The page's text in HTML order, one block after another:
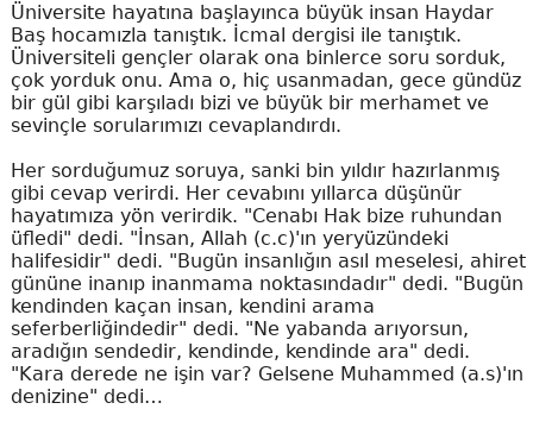
Üniversite hayatına başlayınca büyük insan Haydar
Baş hocamızla tanıştık. İcmal dergisi ile tanıştık.
Üniversiteli gençler olarak ona binlerce soru sorduk,
çok yorduk onu. Ama o, hiç usanmadan, gece gündüz
bir gül gibi karşıladı bizi ve büyük bir merhamet ve
sevinçle sorularımızı cevaplandırdı.
Her sorduğumuz soruya, sanki bin yıldır hazırlanmış
gibi cevap verirdi. Her cevabını yıllarca düşünür
hayatımıza yön verirdik. "Cenabı Hak bize ruhundan
üfledi" dedi. "İnsan, Allah (c.c)'ın yeryüzündeki
halifesidir" dedi. "Bugün insanlığın asıl meselesi, ahiret
gününe inanıp inanmama noktasındadır" dedi. "Bugün
kendinden kaçan insan, kendini arama
seferberliğindedir" dedi. "Ne yabanda arıyorsun,
aradığın sendedir, kendinde, kendinde ara" dedi.
"Kara derede ne işin var? Gelsene Muhammed (a.s)'ın
denizine" dedi…